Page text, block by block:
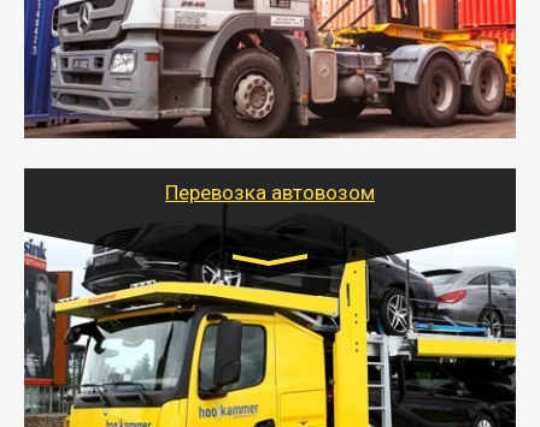
безопасно.
- Наша транспортная компания поможет
организовать доставку в порт и из порта
стандартных контейнеров на контейнеровозе,
шаландах и площадках (открытых кузовах),
используя надежные крепления.
Перевозка автовозом
Цена за км. Рассчитывается
индивидуально
- Перевозка автовозом от Тайгер Логистик – это
быстрый и безопасный способ доставить несколько